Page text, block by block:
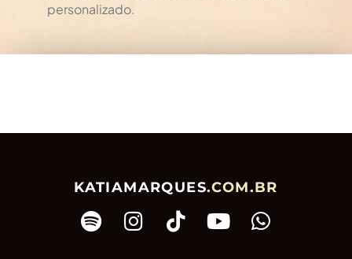
personalizado.
KATIAMARQUES.COM.BR